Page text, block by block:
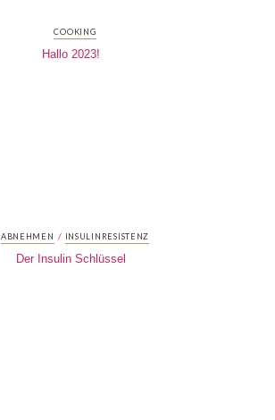
COOKING
Hallo 2023!
ABNEHMEN / INSULINRESISTENZ
Der Insulin Schlüssel